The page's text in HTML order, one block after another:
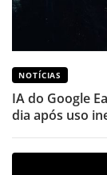
NOTÍCIAS
IA do Google
dia após uso